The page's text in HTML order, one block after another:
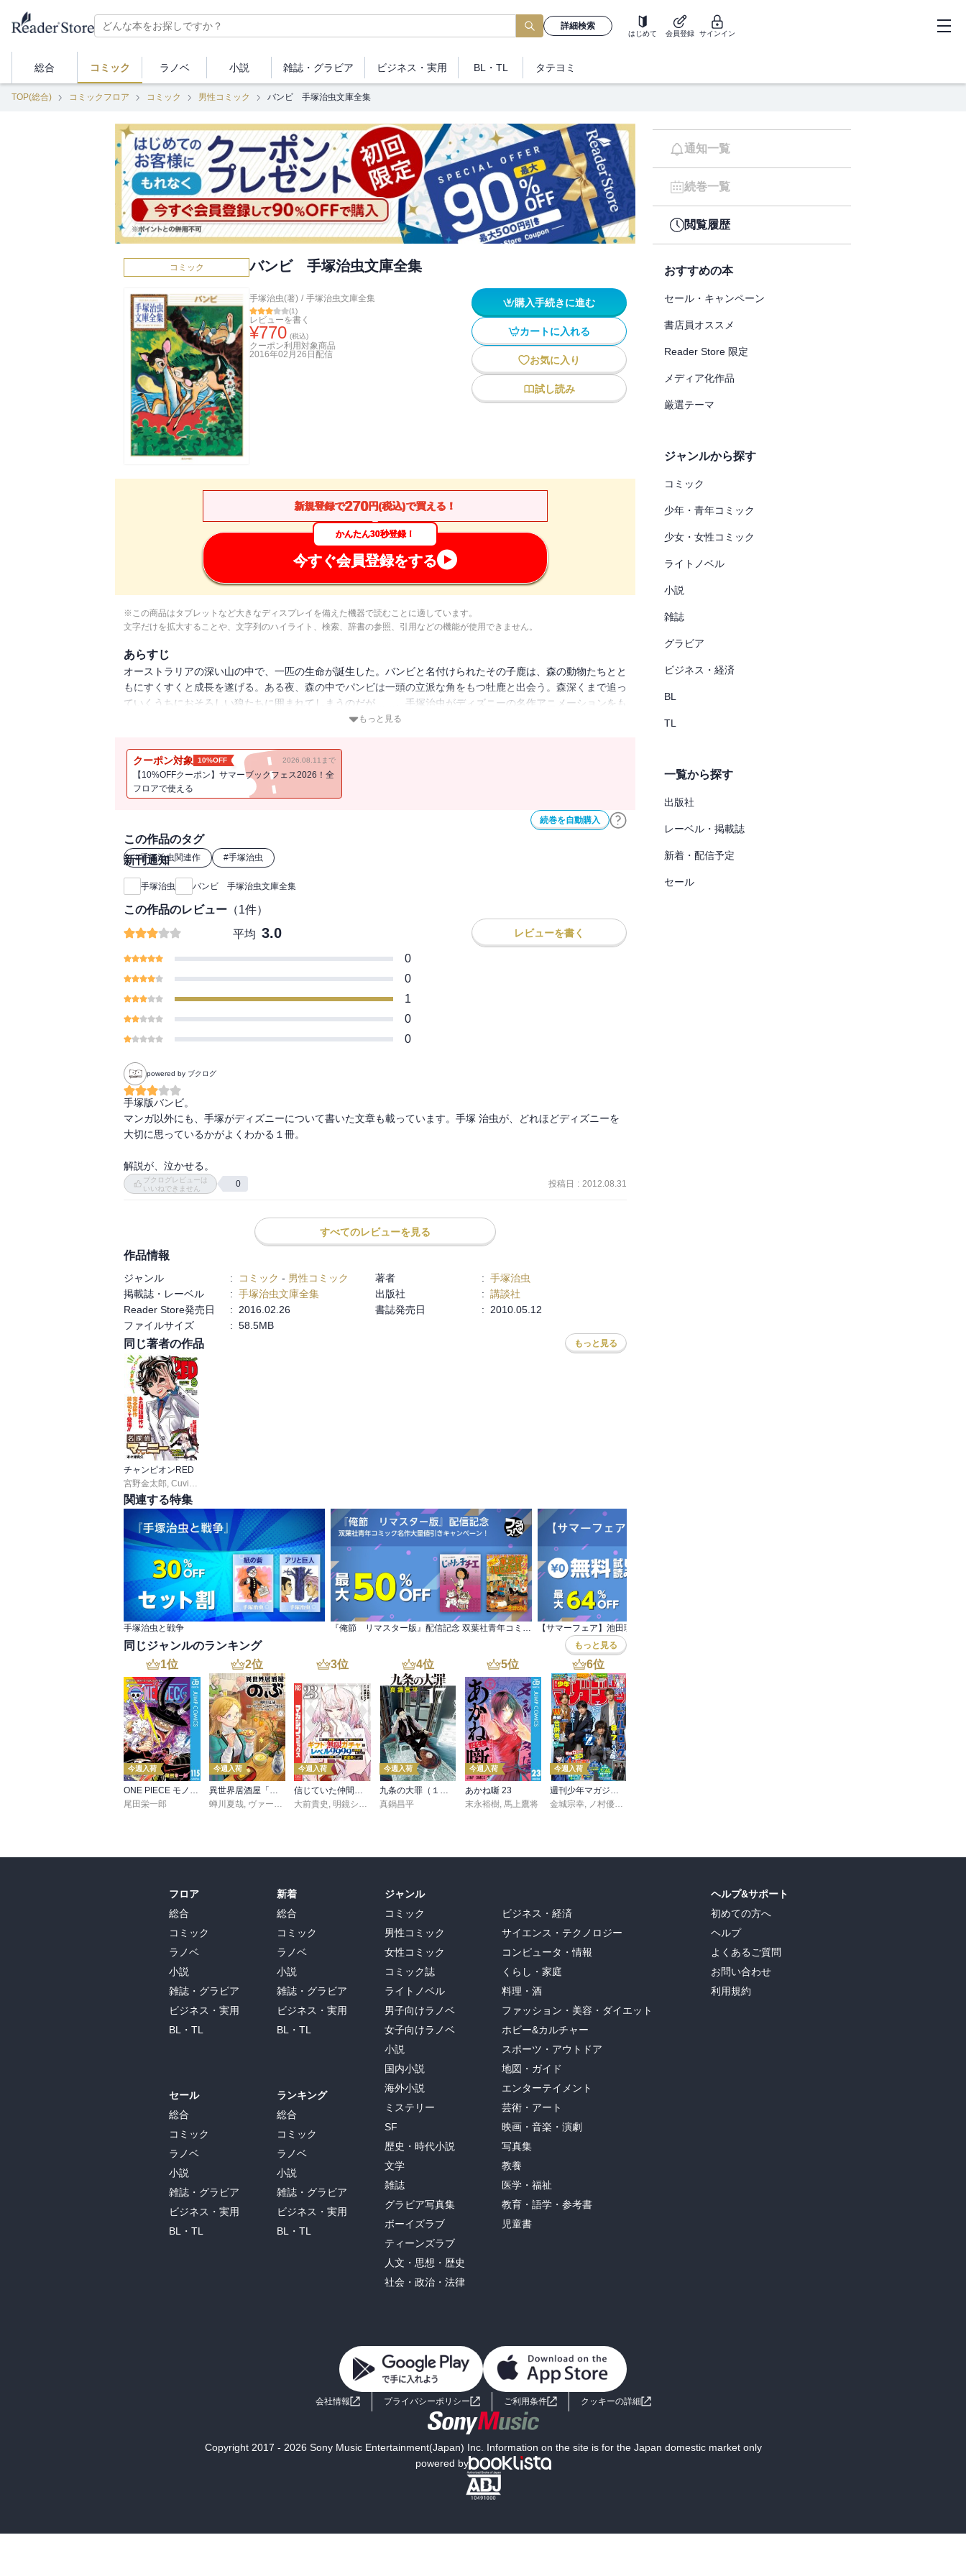
詳細検索
はじめて 会員登録 サインイン
総合 コミック ラノベ 小説 雑誌・ グラビア ビジネス ・実用 BL・TL タテヨミ
TOP(総合) コミックフロア コミック 男性コミック バンビ 手塚治虫文庫全集
コミック バンビ 手塚治虫文庫全集
手塚治虫(著) / 手塚治虫文庫全集
(1)
レビューを書く
¥770 (税込)
クーポン利用対象商品
2016年02月26日 配信
購入手続きに進む
カートに入れる
お気に入り
試し読み
新規登録で270円(税込)で買える！
かんたん30秒登録！
今すぐ会員登録をする
※この商品はタブレットなど大きなディスプレイを備えた機器で読むことに適しています。
文字だけを拡大することや、文字列のハイライト、検索、辞書の参照、引用などの機能が使用できません。
あらすじ
オーストラリアの深い山の中で、一匹の生命が誕生した。バンビと名付けられたその子鹿は、森の動物たちとと
もにすくすくと成長を遂げる。ある夜、森の中でパンビは一頭の立派な角をもつ牡鹿と出会う。森深くまで追っ
ていくうちにおそろしい狼たちに囲まれてしまうのだが……。手塚治虫がディズニーの名作アニメーションをも
とに描き降ろした幻の作品！ ＜手塚治虫漫画全集収録巻数＞未収録 ＜初出掲載＞『バンビ』※漫画 1952
11月号 漫画少年掲載 ※本書の底本である『復刻版 手塚治虫のディズニー漫画 バンビ ピノキオ』（講
談社）は、「ピノキオ」「バンビ」「手塚治虫とウォルト・ディズニー」の3分冊からなっています。本書はそ
の中の「バンビ」「手塚治虫とウォルト・ディズニー」を再構成して収録しました。
もっと見る
クーポン対象 10%OFF 2026.08.11まで
【10%OFFクーポン】サマーブックフェス2026！全
フロアで使える
続巻を自動購入
この作品のタグ
#手塚治虫関連作 #手塚治虫
新刊通知
手塚治虫 バンビ 手塚治虫文庫全集
この作品のレビュー （1件）
平均 3.0 レビューを書く
0
0
1
0
0
powered by ブクログ
手塚版バンビ。
マンガ以外にも、手塚がディズニーについて書いた文章も載っています。手塚 治虫が、どれほどディズニーを
大切に思っているかがよくわかる１冊。
解説が、泣かせる。
ブクログレビューは
いいねできません
0 投稿日 : 2012.08.31
すべてのレビューを見る
作品情報
ジャンル : コミック - 男性コミック 著者 : 手塚治虫
掲載誌・レーベル
: 手塚治虫文庫全集 出版社 : 講談社
Reader Store発売日
: 2016.02.26 書誌発売日 :
2010.05.12
ファイルサイズ
: 58.5MB
同じ著者の作品 もっと見る
チャンピオンRED
宮野金太郎, Cuvie ,
関連する特集
手塚治虫と戦争 『俺節 リマスター版』配信記念 双葉社青年コミック名作大量値引きキャンペーン！ 【サマーフェア】池田理代子特集！
同じジャンルのランキング もっと見る
1位
今週入荷
尾田栄一郎
2位
今週入荷
蝉川夏哉, ヴァージニア二等兵 , 転
3位
今週入荷
大前貴史 ,明鏡シスイ ,ｔｅｆ
4位
今週入荷
真鍋昌平
5位
今週入荷
あかね噺 23
末永裕樹, 馬上鷹将
6位
今週入荷
金城宗幸
ノ村優介
通知一覧
続巻一覧
閲覧履歴
おすすめの本
セール・キャンペーン
書店員オススメ
Reader Store 限定
メディア化作品
厳選テーマ
ジャンルから探す
コミック
少年・青年コミック
少女・女性コミック
ライトノベル
小説
雑誌
グラビア
ビジネス・経済
BL
TL
一覧から探す
出版社
レーベル・掲載誌
新着・配信予定
セール
フロア
総合
コミック
ラノベ
小説
雑誌・グラビア
ビジネス・実用
BL・TL
セール
総合
コミック
ラノベ
小説
雑誌・グラビア
ビジネス・実用
BL・TL
新着
総合
コミック
ラノベ
小説
雑誌・グラビア
ビジネス・実用
BL・TL
ランキング
総合
コミック
ラノベ
小説
雑誌・グラビア
ビジネス・実用
BL・TL
ジャンル
コミック
男性コミック
女性コミック
コミック誌
ライトノベル
男子向けラノベ
女子向けラノベ
小説
国内小説
海外小説
ミステリー
SF
歴史・時代小説
文学
雑誌
グラビア写真集
ボーイズラブ
ティーンズラブ
人文・思想・歴史
社会・政治・法律
ビジネス・経済
サイエンス・テクノロジー
コンピュータ・情報
くらし・家庭
料理・酒
ファッション・美容・ダイエット
ホビー&カルチャー
スポーツ・アウトドア
地図・ガイド
エンターテイメント
芸術・アート
映画・音楽・演劇
写真集
教養
医学・福祉
教育・語学・参考書
児童書
ヘルプ&サポート
初めての方へ
ヘルプ
よくあるご質問
お問い合わせ
利用規約
会社情報 プライバシーポリシー ご利用条件 クッキーの詳細
Copyright 2017 - 2026 Sony Music Entertainment(Japan) Inc. Information on the site is for the Japan domestic market only
powered by